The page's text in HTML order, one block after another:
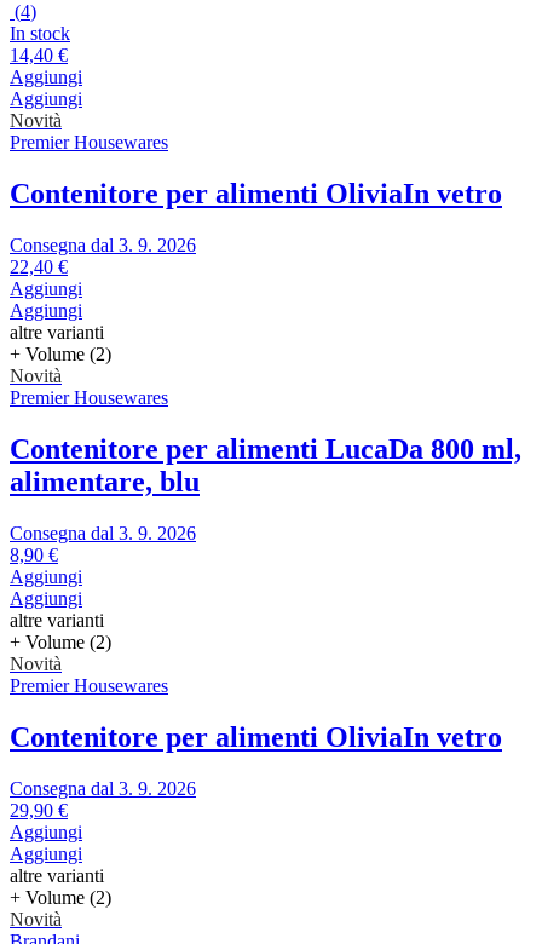
(4)
In stock
14,40 €
Aggiungi
Aggiungi
Novità
Premier Housewares
Contenitore per alimenti OliviaIn vetro
Consegna dal 3. 9. 2026
22,40 €
Aggiungi
Aggiungi
altre varianti
+ Volume (2)
Novità
Premier Housewares
Contenitore per alimenti LucaDa 800 ml,
alimentare, blu
Consegna dal 3. 9. 2026
8,90 €
Aggiungi
Aggiungi
altre varianti
+ Volume (2)
Novità
Premier Housewares
Contenitore per alimenti OliviaIn vetro
Consegna dal 3. 9. 2026
29,90 €
Aggiungi
Aggiungi
altre varianti
+ Volume (2)
Novità